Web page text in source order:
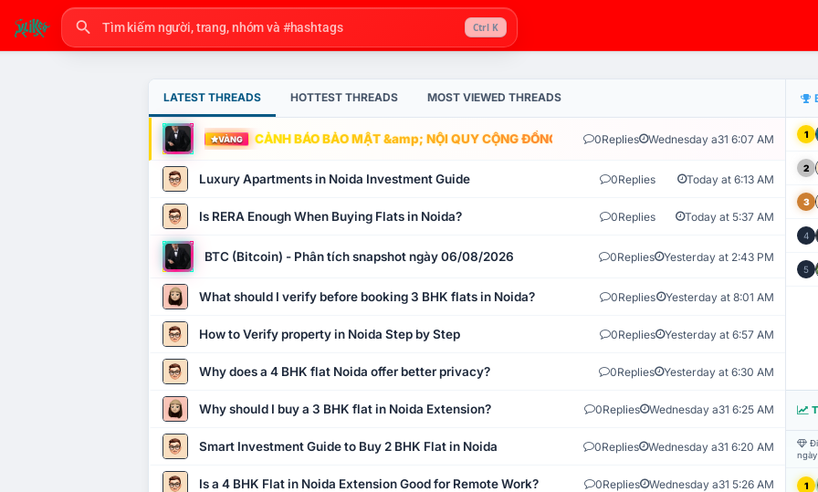
Ctrl K
LATEST THREADS HOTTEST THREADS MOST VIEWED THREADS
VÀNG CẢNH BÁO BẢO MẬT &amp; NỘI QUY CỘNG ĐỒNG VLIKE.VN: HỆ THỐNG GIÁM SÁT TỰ
0Replies Wednesday a31 6:07 AM
Luxury Apartments in Noida Investment Guide 0Replies Today at 6:13 AM
Is RERA Enough When Buying Flats in Noida? 0Replies Today at 5:37 AM
BTC (Bitcoin) - Phân tích snapshot ngày 06/08/2026 0Replies Yesterday at 2:43 PM
What should I verify before booking 3 BHK flats in Noida? 0Replies Yesterday at 8:01 AM
How to Verify property in Noida Step by Step 0Replies Yesterday at 6:57 AM
Why does a 4 BHK flat Noida offer better privacy? 0Replies Yesterday at 6:30 AM
Why should I buy a 3 BHK flat in Noida Extension? 0Replies Wednesday a31 6:25 AM
Smart Investment Guide to Buy 2 BHK Flat in Noida 0Replies Wednesday a31 6:20 AM
Is a 4 BHK Flat in Noida Extension Good for Remote Work? 0Replies Wednesday a31 5:26 AM
1
2
3
4
5
1